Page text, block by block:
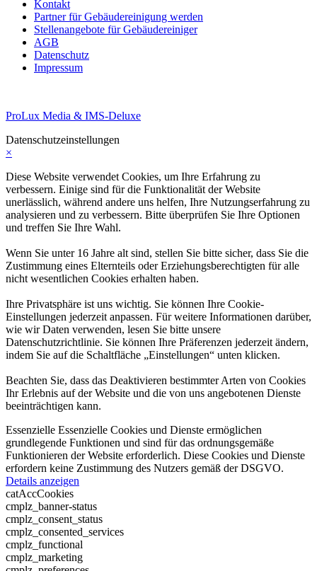
Kontakt
Partner für Gebäudereinigung werden
Stellenangebote für Gebäudereiniger
AGB
Datenschutz
Impressum
ProLux Media & IMS-Deluxe
Datenschutzeinstellungen
×
Diese Website verwendet Cookies, um Ihre Erfahrung zu
verbessern. Einige sind für die Funktionalität der Website
unerlässlich, während andere uns helfen, Ihre Nutzungserfahrung zu
analysieren und zu verbessern. Bitte überprüfen Sie Ihre Optionen
und treffen Sie Ihre Wahl.
Wenn Sie unter 16 Jahre alt sind, stellen Sie bitte sicher, dass Sie die
Zustimmung eines Elternteils oder Erziehungsberechtigten für alle
nicht wesentlichen Cookies erhalten haben.
Ihre Privatsphäre ist uns wichtig. Sie können Ihre Cookie-
Einstellungen jederzeit anpassen. Für weitere Informationen darüber,
wie wir Daten verwenden, lesen Sie bitte unsere
Datenschutzrichtlinie. Sie können Ihre Präferenzen jederzeit ändern,
indem Sie auf die Schaltfläche „Einstellungen“ unten klicken.
Beachten Sie, dass das Deaktivieren bestimmter Arten von Cookies
Ihr Erlebnis auf der Website und die von uns angebotenen Dienste
beeinträchtigen kann.
Essenzielle Essenzielle Cookies und Dienste ermöglichen
grundlegende Funktionen und sind für das ordnungsgemäße
Funktionieren der Website erforderlich. Diese Cookies und Dienste
erfordern keine Zustimmung des Nutzers gemäß der DSGVO.
Details anzeigen
catAccCookies
cmplz_banner-status
cmplz_consent_status
cmplz_consented_services
cmplz_functional
cmplz_marketing